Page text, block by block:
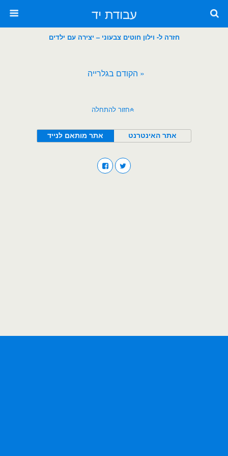
עבודת יד
חזרה ל- וילון חוטים צבעוני – יצירה עם ילדים
« הקודם בגלרייה
חזור להתחלה
אתר מותאם לנייד אתר האינטרנט